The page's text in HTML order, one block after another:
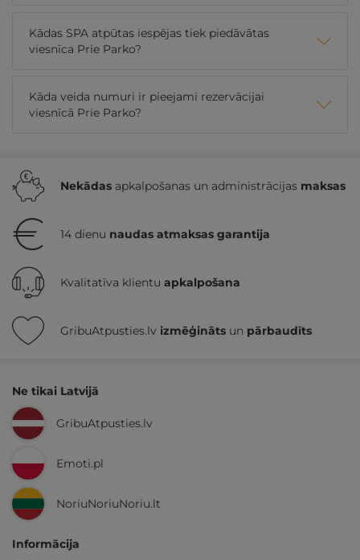
Kādas SPA atpūtas iespējas tiek piedāvātas
viesnīca Prie Parko?
Kāda veida numuri ir pieejami rezervācijai
viesnīcā Prie Parko?
Nekādas apkalpošanas un administrācijas maksas
14 dienu naudas atmaksas garantija
Kvalitatīva klientu apkalpošana
GribuAtpusties.lv izmēģināts un pārbaudīts
Ne tikai Latvijā
GribuAtpusties.lv
Emoti.pl
NoriuNoriuNoriu.lt
Informācija